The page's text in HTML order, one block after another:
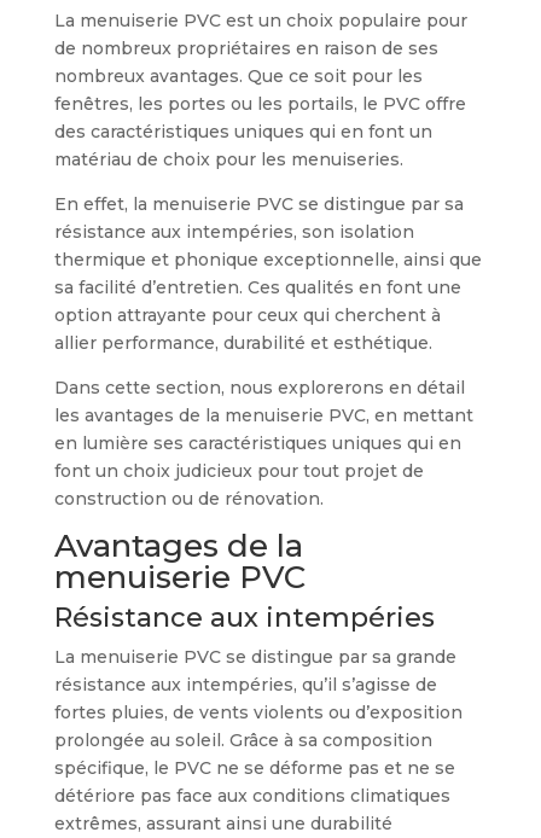
La menuiserie PVC est un choix populaire pour
de nombreux propriétaires en raison de ses
nombreux avantages. Que ce soit pour les
fenêtres, les portes ou les portails, le PVC offre
des caractéristiques uniques qui en font un
matériau de choix pour les menuiseries.
En effet, la menuiserie PVC se distingue par sa
résistance aux intempéries, son isolation
thermique et phonique exceptionnelle, ainsi que
sa facilité d’entretien. Ces qualités en font une
option attrayante pour ceux qui cherchent à
allier performance, durabilité et esthétique.
Dans cette section, nous explorerons en détail
les avantages de la menuiserie PVC, en mettant
en lumière ses caractéristiques uniques qui en
font un choix judicieux pour tout projet de
construction ou de rénovation.
Avantages de la
menuiserie PVC
Résistance aux intempéries
La menuiserie PVC se distingue par sa grande
résistance aux intempéries, qu’il s’agisse de
fortes pluies, de vents violents ou d’exposition
prolongée au soleil. Grâce à sa composition
spécifique, le PVC ne se déforme pas et ne se
détériore pas face aux conditions climatiques
extrêmes, assurant ainsi une durabilité